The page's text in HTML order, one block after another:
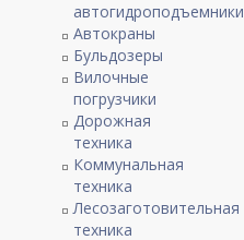
автогидроподъемники
Автокраны
Бульдозеры
Вилочные
погрузчики
Дорожная
техника
Коммунальная
техника
Лесозаготовительная
техника